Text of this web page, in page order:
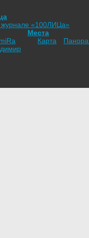
«100ЛИЦа»
Места
Карта